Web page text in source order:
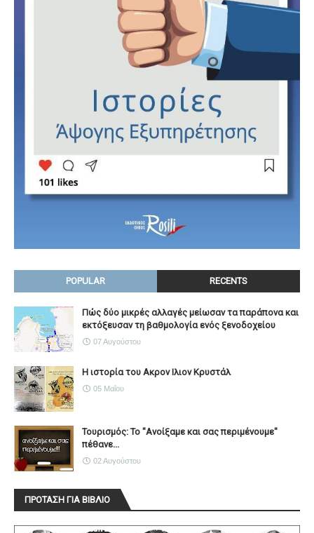
POPULAR RECENTS
Πώς δύο μικρές αλλαγές μείωσαν τα παράπονα και
εκτόξευσαν τη βαθμολογία ενός ξενοδοχείου
07 Αυγούστου
Η ιστορία του Ακρον Ιλιον Κρυστάλ
05 Μαΐου
Τουρισμός: Το "Ανοίξαμε και σας περιμένουμε"
πέθανε...
02 Αυγούστου
ΠΡΟΤΑΣΗ ΓΙΑ ΒΙΒΛΙΟ